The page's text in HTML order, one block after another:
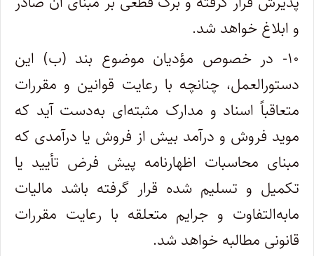
و ابلاغ خواهد شد.
۱۰- در خصوص مؤدیان موضوع بند (ب) این
دستورالعمل، چنانچه با رعایت قوانین و مقررات
متعاقباً اسناد و مدارک مثبته‌ای به‌دست آید که
موید فروش و درآمد بیش از فروش یا درآمدی که
مبنای محاسبات اظهارنامه پیش فرض تأیید یا
تکمیل و تسلیم شده قرار گرفته باشد مالیات
مابه‌التفاوت و جرایم متعلقه با رعایت مقررات
قانونی مطالبه خواهد شد.